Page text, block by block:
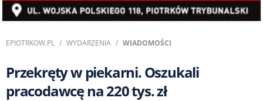
EPIOTRKOW.PL WYDARZENIA WIADOMOŚCI
Przekręty w piekarni. Oszukali
pracodawcę na 220 tys. zł